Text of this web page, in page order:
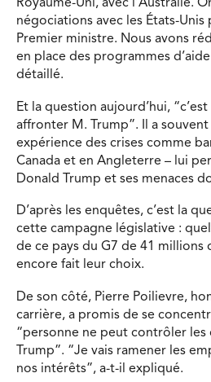
Royaume-Uni, avec l’Australie.
négociations avec les États-
Premier ministre. Nous avons
en place des programmes
détaillé.
Et la question aujourd’hui,
affronter M. Trump”. Il a
expérience des crises comme
Canada et en Angleterre – lui
Donald Trump et ses menaces
D’après les enquêtes, c’est la
cette campagne législative :
de ce pays du G7 de 41 millions
encore fait leur choix.
De son côté, Pierre Poilievre,
carrière, a promis de se
“personne ne peut contrôler les
Trump”. “Je vais ramener les
nos intérêts”, a-t-il expliqué.